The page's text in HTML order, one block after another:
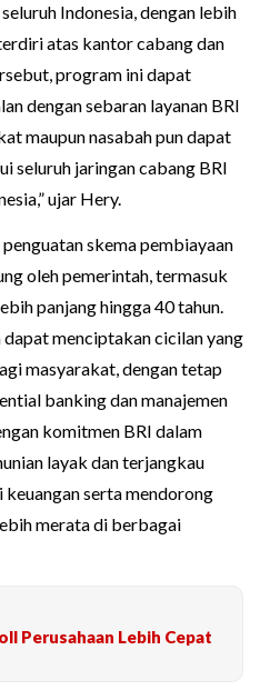
Indonesia, dengan lebih
atas kantor cabang dan
program ini dapat
dengan sebaran layanan BRI
maupun nasabah pun dapat
seluruh jaringan cabang BRI
ujar Hery.
skema pembiayaan
oleh pemerintah, termasuk
panjang hingga 40 tahun.
menciptakan cicilan yang
masyarakat, dengan tetap
banking dan manajemen
komitmen BRI dalam
layak dan terjangkau
serta mendorong
merata di berbagai
Perusahaan Lebih Cepat